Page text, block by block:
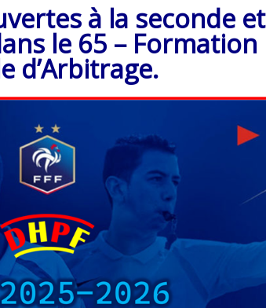
à la seconde et
le 65 – Formation
d’Arbitrage.